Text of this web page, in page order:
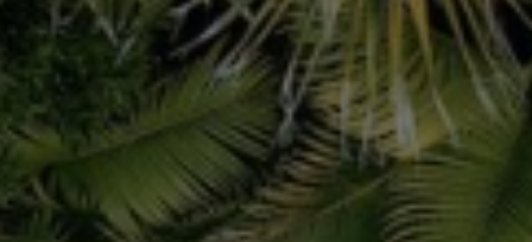
Información sobre Viajes
Español